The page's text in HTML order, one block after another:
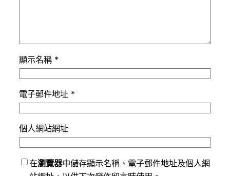
顯示名稱 *
電子郵件地址 *
個人網站網址
在瀏覽器中儲存顯示名稱、電子郵件地址及個人網